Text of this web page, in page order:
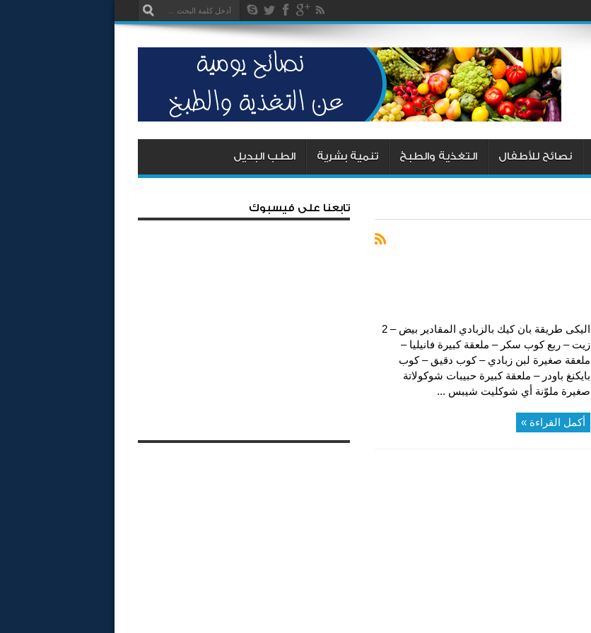
نصائح للأطفال التغذية والطبخ تنمية بشرية الطب البديل
اليكى طريقة بان كيك بالزبادي المقادير بيض – 2
زيت – ربع كوب سكر – ملعقة كبيرة فانيليا –
ملعقة صغيرة لبن زبادي – كوب دقيق – كوب
بايكنغ باودر – ملعقة كبيرة حبيبات شوكولاتة
صغيرة ملوّنة أي شوكليت شيبس ...
أكمل القراءة »
تابعنا على فيسبوك